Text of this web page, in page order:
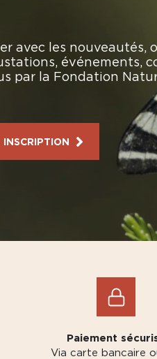
avec les nouveautés,
événements,
par la Fondation
INSCRIPTION
Paiement
Via carte bancaire